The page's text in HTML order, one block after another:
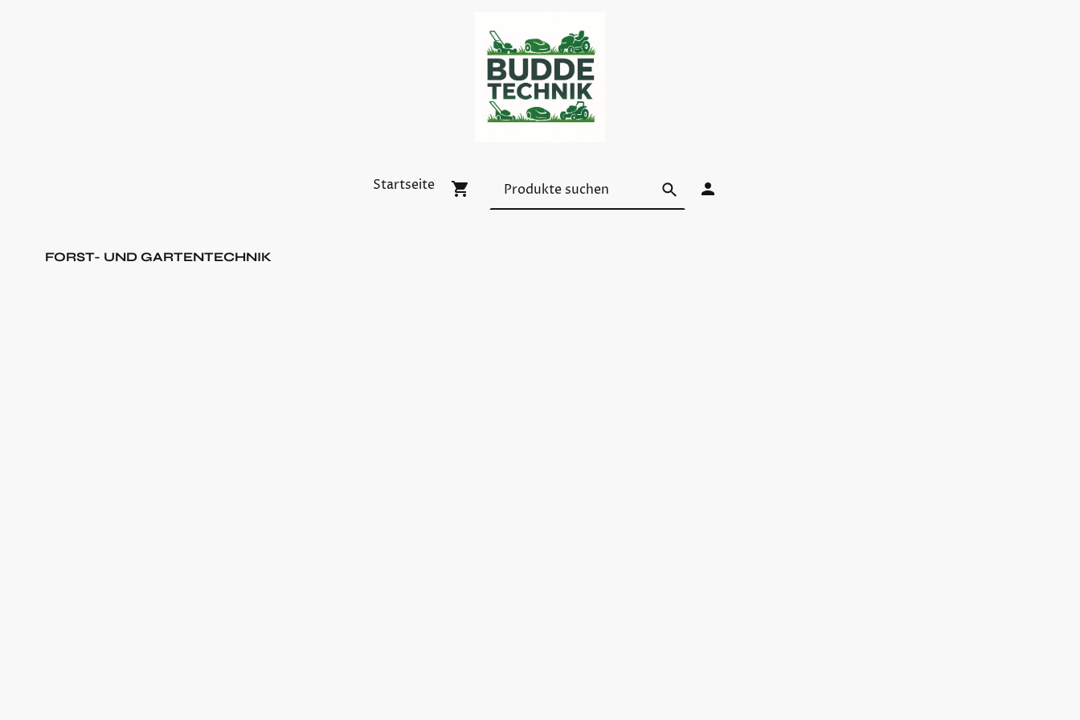
Startseite
FORST- UND GARTENTECHNIK